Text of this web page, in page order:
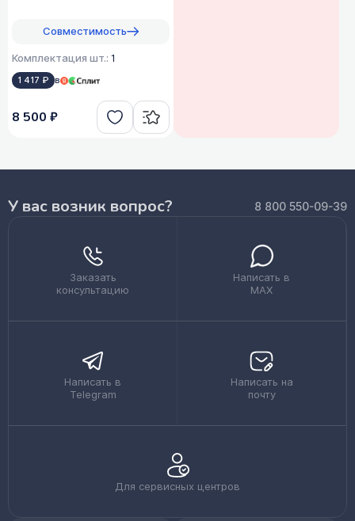
Совместимость
Комплектация шт.: 1
1 417 ₽ в
8 500 ₽
У вас возник вопрос? 8 800 550-09-39
Заказать
консультацию
Написать в
MAX
Написать в
Telegram
Написать на
почту
Для сервисных центров